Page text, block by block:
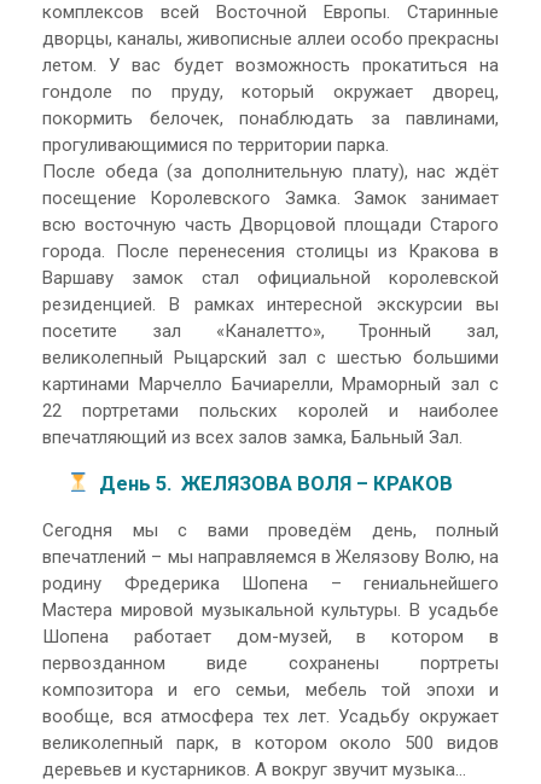
комплексов всей Восточной Европы. Старинные
дворцы, каналы, живописные аллеи особо прекрасны
летом. У вас будет возможность прокатиться на
гондоле по пруду, который окружает дворец,
покормить белочек, понаблюдать за павлинами,
прогуливающимися по территории парка.
После обеда (за дополнительную плату), нас ждёт
посещение Королевского Замка. Замок занимает
всю восточную часть Дворцовой площади Старого
города. После перенесения столицы из Кракова в
Варшаву замок стал официальной королевской
резиденцией. В рамках интересной экскурсии вы
посетите зал «Каналетто», Тронный зал,
великолепный Рыцарский зал с шестью большими
картинами Марчелло Бачиарелли, Мраморный зал с
22 портретами польских королей и наиболее
впечатляющий из всех залов замка, Бальный Зал.
День 5. ЖЕЛЯЗОВА ВОЛЯ – КРАКОВ
Сегодня мы с вами проведём день, полный
впечатлений – мы направляемся в Желязову Волю, на
родину Фредерика Шопена – гениальнейшего
Мастера мировой музыкальной культуры. В усадьбе
Шопена работает дом-музей, в котором в
первозданном виде сохранены портреты
композитора и его семьи, мебель той эпохи и
вообще, вся атмосфера тех лет. Усадьбу окружает
великолепный парк, в котором около 500 видов
деревьев и кустарников. А вокруг звучит музыка…